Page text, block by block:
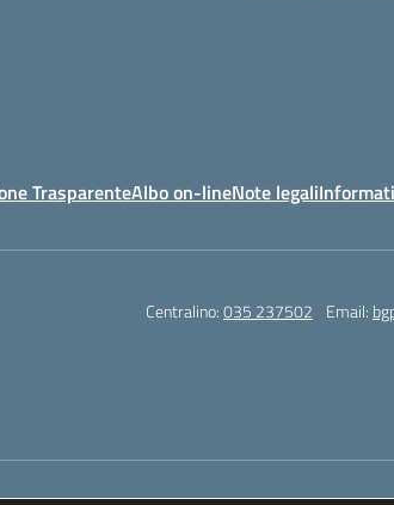
TrasparenteAlbo on-lineNote legali
Centralino:035 237502 Email: